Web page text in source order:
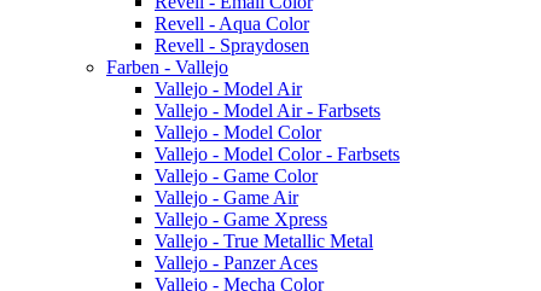
Revell - Aqua Color
Revell - Spraydosen
Farben - Vallejo
Vallejo - Model Air
Vallejo - Model Air - Farbsets
Vallejo - Model Color
Vallejo - Model Color - Farbsets
Vallejo - Game Color
Vallejo - Game Air
Vallejo - Game Xpress
Vallejo - True Metallic Metal
Vallejo - Panzer Aces
Vallejo - Mecha Color